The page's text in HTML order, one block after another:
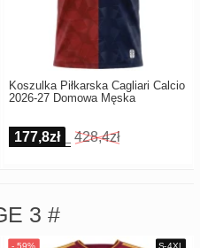
Koszulka Piłkarska Cagliari Calcio
2026-27 Domowa Męska
177,8zł 428,4zł
3 #